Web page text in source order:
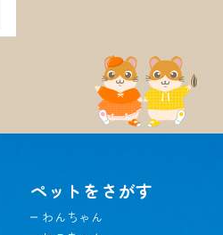
ペットをさがす
わんちゃん